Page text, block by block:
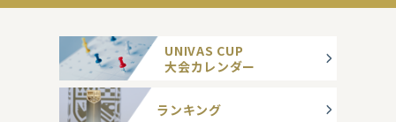
UNIVAS CUP
大会カレンダー
ランキング